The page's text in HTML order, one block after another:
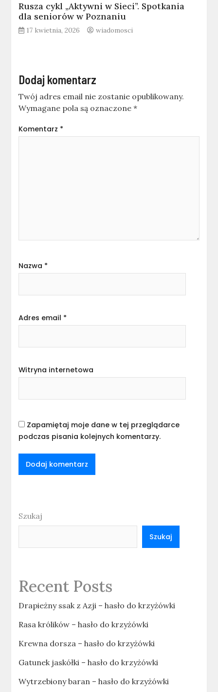
Rusza cykl „Aktywni w Sieci”. Spotkania
dla seniorów w Poznaniu
17 kwietnia, 2026 wiadomosci
Dodaj komentarz
Twój adres email nie zostanie opublikowany.
Wymagane pola są oznaczone*
Komentarz *
Nazwa *
Adres email *
Witryna internetowa
Zapamiętaj moje dane w tej przeglądarce
podczas pisania kolejnych komentarzy.
Szukaj
Szukaj
Recent Posts
Drapieżny ssak z Azji – hasło do krzyżówki
Rasa królików – hasło do krzyżówki
Krewna dorsza – hasło do krzyżówki
Gatunek jaskółki – hasło do krzyżówki
Wytrzebiony baran – hasło do krzyżówki